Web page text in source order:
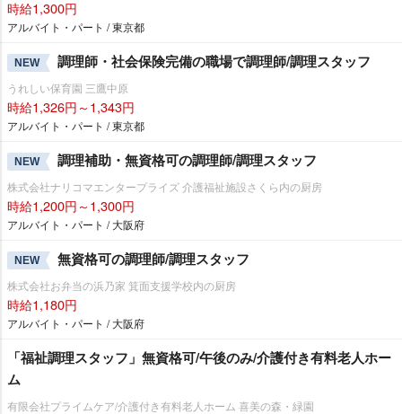
時給1,300円
アルバイト・パート / 東京都
NEW 調理師・社会保険完備の職場で調理師/調理スタッフ
うれしい保育園 三鷹中原
時給1,326円～1,343円
アルバイト・パート / 東京都
NEW 調理補助・無資格可の調理師/調理スタッフ
株式会社ナリコマエンタープライズ 介護福祉施設さくら内の厨房
時給1,200円～1,300円
アルバイト・パート / 大阪府
NEW 無資格可の調理師/調理スタッフ
株式会社お弁当の浜乃家 箕面支援学校内の厨房
時給1,180円
アルバイト・パート / 大阪府
「福祉調理スタッフ」無資格可/午後のみ/介護付き有料老人ホー
ム
有限会社プライムケア/介護付き有料老人ホーム 喜美の森・緑園